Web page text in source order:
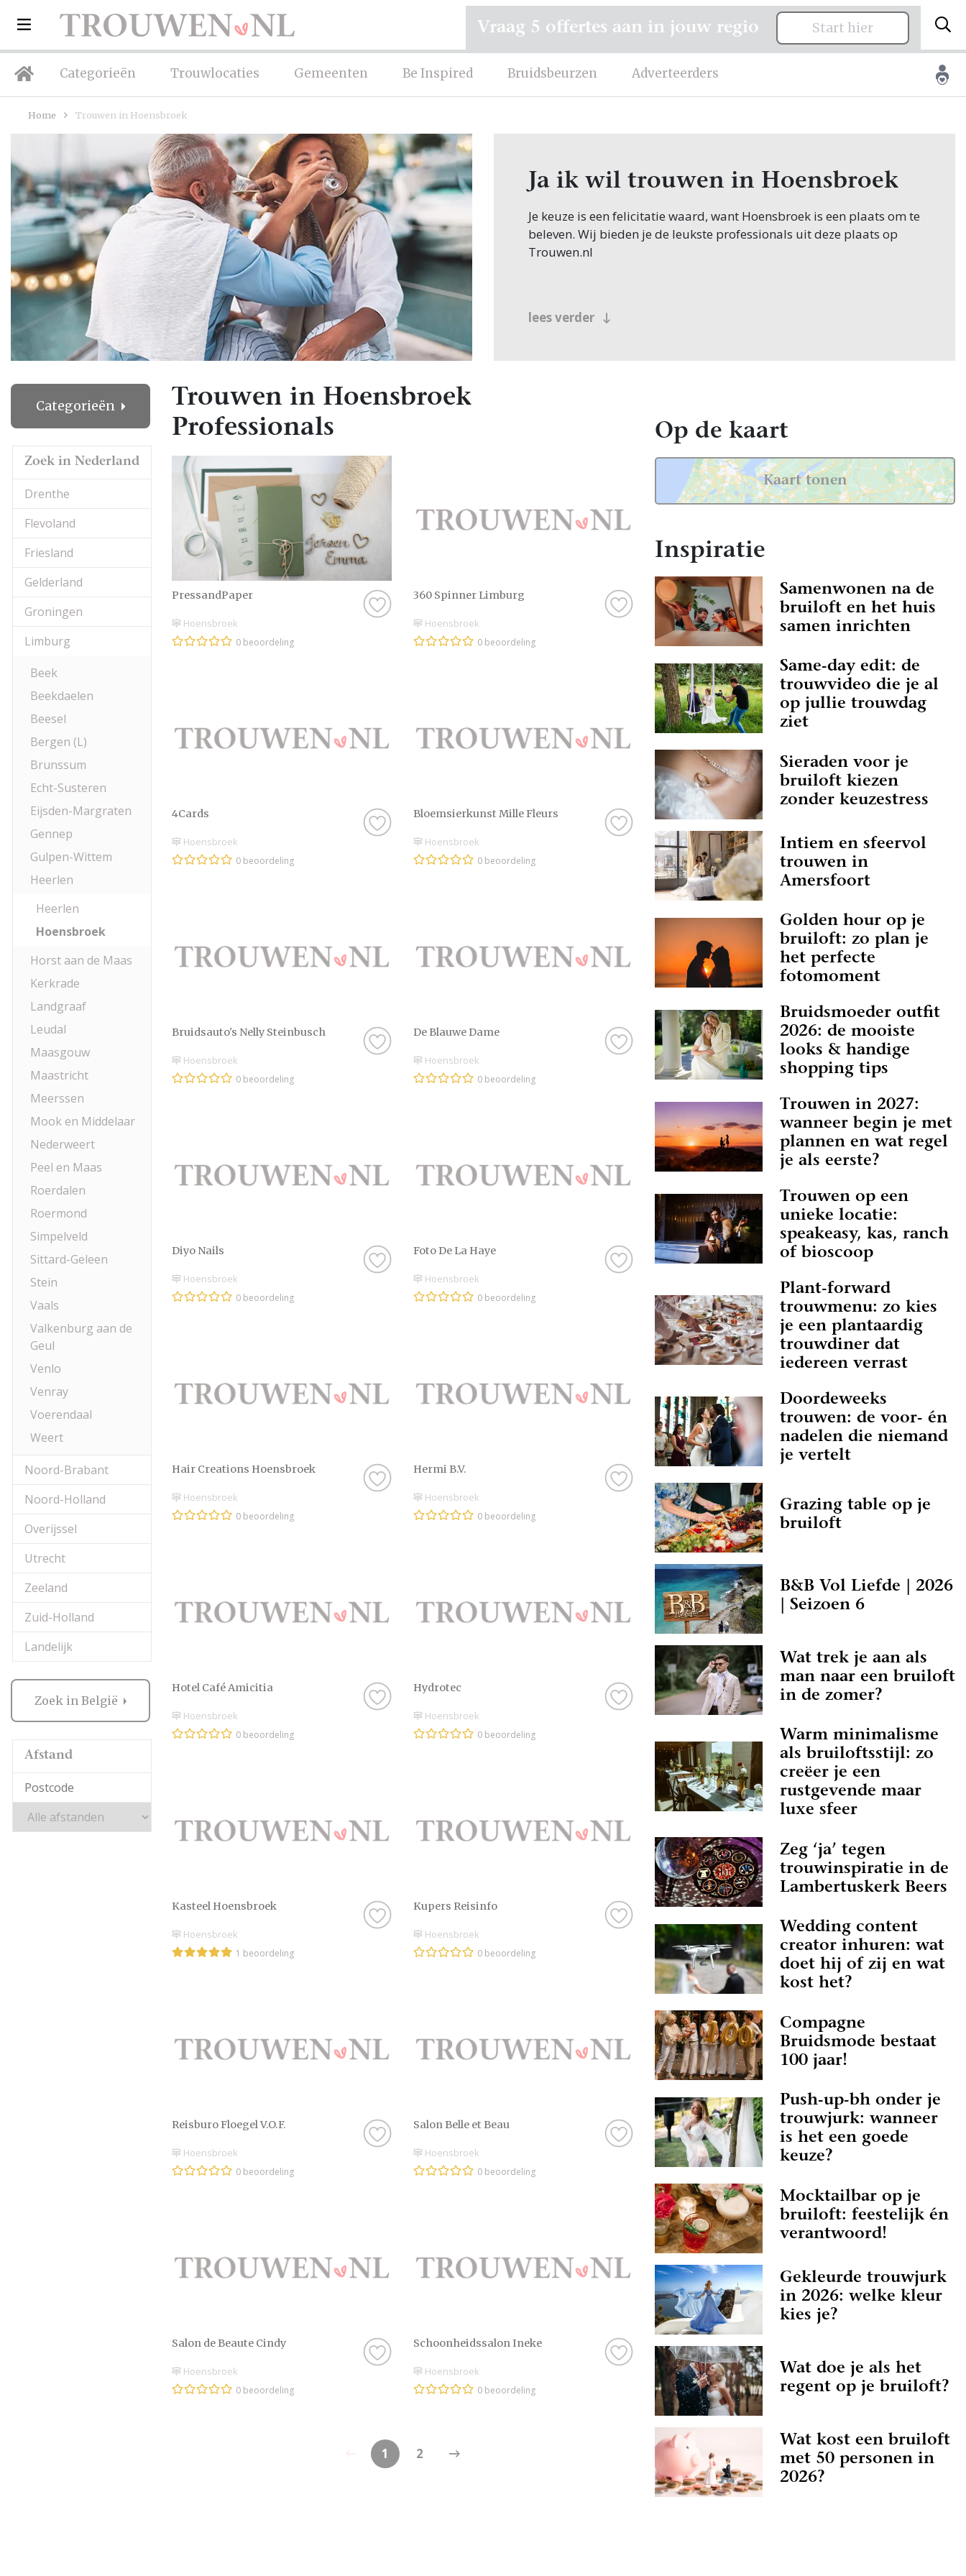
Categorieën Trouwlocaties Gemeenten Be Inspired Bruidsbeurzen Adverteerders
Vraag 5 offertes aan in jouw regio Start hier
Home Trouwen in Hoensbroek
Ja ik wil trouwen in Hoensbroek
Je keuze is een felicitatie waard, want Hoensbroek is een plaats om te
beleven. Wij bieden je de leukste professionals uit deze plaats op
Trouwen.nl
lees verder
Categorieën
Zoek in Nederland
Drenthe
Flevoland
Friesland
Gelderland
Groningen
Limburg
Beek
Beekdaelen
Beesel
Bergen (L)
Brunssum
Echt-Susteren
Eijsden-Margraten
Gennep
Gulpen-Wittem
Heerlen
Heerlen
Hoensbroek
Horst aan de Maas
Kerkrade
Landgraaf
Leudal
Maasgouw
Maastricht
Meerssen
Mook en Middelaar
Nederweert
Peel en Maas
Roerdalen
Roermond
Simpelveld
Sittard-Geleen
Stein
Vaals
Valkenburg aan de
Geul
Venlo
Venray
Voerendaal
Weert
Noord-Brabant
Noord-Holland
Overijssel
Utrecht
Zeeland
Zuid-Holland
Landelijk
Zoek in België
Afstand
Trouwen in Hoensbroek
Professionals
PressandPaper
Hoensbroek
0 beoordeling
360 Spinner Limburg
Hoensbroek
0 beoordeling
4Cards
Hoensbroek
0 beoordeling
Bloemsierkunst Mille Fleurs
Hoensbroek
0 beoordeling
Bruidsauto's Nelly Steinbusch
Hoensbroek
0 beoordeling
De Blauwe Dame
Hoensbroek
0 beoordeling
Diyo Nails
Hoensbroek
0 beoordeling
Foto De La Haye
Hoensbroek
0 beoordeling
Hair Creations Hoensbroek
Hoensbroek
0 beoordeling
Hermi B.V.
Hoensbroek
0 beoordeling
Hotel Café Amicitia
Hoensbroek
0 beoordeling
Hydrotec
Hoensbroek
0 beoordeling
Kasteel Hoensbroek
Hoensbroek
1 beoordeling
Kupers Reisinfo
Hoensbroek
0 beoordeling
Reisburo Floegel V.O.F.
Hoensbroek
0 beoordeling
Salon Belle et Beau
Hoensbroek
0 beoordeling
Salon de Beaute Cindy
Hoensbroek
0 beoordeling
Schoonheidssalon Ineke
Hoensbroek
0 beoordeling
1 2
Op de kaart
Kaart tonen
Inspiratie
Samenwonen na de
bruiloft en het huis
samen inrichten
Same-day edit: de
trouwvideo die je al
op jullie trouwdag
ziet
Sieraden voor je
bruiloft kiezen
zonder keuzestress
Intiem en sfeervol
trouwen in
Amersfoort
Golden hour op je
bruiloft: zo plan je
het perfecte
fotomoment
Bruidsmoeder outfit
2026: de mooiste
looks & handige
shopping tips
Trouwen in 2027:
wanneer begin je met
plannen en wat regel
je als eerste?
Trouwen op een
unieke locatie:
speakeasy, kas, ranch
of bioscoop
Plant-forward
trouwmenu: zo kies
je een plantaardig
trouwdiner dat
iedereen verrast
Doordeweeks
trouwen: de voor- én
nadelen die niemand
je vertelt
Grazing table op je
bruiloft
B&B Vol Liefde | 2026
| Seizoen 6
Wat trek je aan als
man naar een bruiloft
in de zomer?
Warm minimalisme
als bruiloftsstijl: zo
creëer je een
rustgevende maar
luxe sfeer
Zeg ‘ja’ tegen
trouwinspiratie in de
Lambertuskerk Beers
Wedding content
creator inhuren: wat
doet hij of zij en wat
kost het?
Compagne
Bruidsmode bestaat
100 jaar!
Push-up-bh onder je
trouwjurk: wanneer
is het een goede
keuze?
Mocktailbar op je
bruiloft: feestelijk én
verantwoord!
Gekleurde trouwjurk
in 2026: welke kleur
kies je?
Wat doe je als het
regent op je bruiloft?
Wat kost een bruiloft
met 50 personen in
2026?